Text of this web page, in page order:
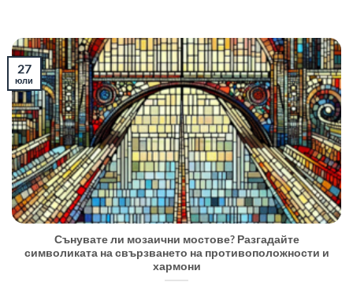
Сънувате ли мозаични мостове? Разгадайте
символиката на свързването на противоположности и
хармони
27
юли